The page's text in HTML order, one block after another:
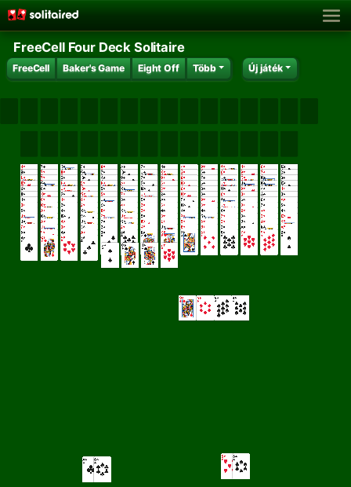
FreeCell Four Deck Solitaire
FreeCell Baker's Game Eight Off Több Új játék